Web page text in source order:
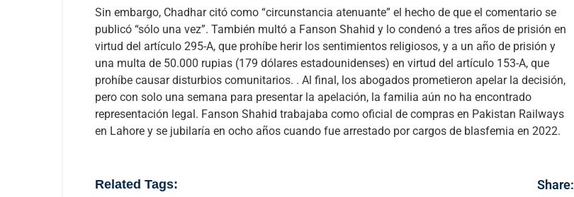
Sin embargo, Chadhar citó como “circunstancia atenuante” el hecho de que el comentario se
publicó “sólo una vez”. También multó a Fanson Shahid y lo condenó a tres años de prisión en
virtud del artículo 295-A, que prohíbe herir los sentimientos religiosos, y a un año de prisión y
una multa de 50.000 rupias (179 dólares estadounidenses) en virtud del artículo 153-A, que
prohíbe causar disturbios comunitarios. . Al final, los abogados prometieron apelar la decisión,
pero con solo una semana para presentar la apelación, la familia aún no ha encontrado
representación legal. Fanson Shahid trabajaba como oficial de compras en Pakistan Railways
en Lahore y se jubilaría en ocho años cuando fue arrestado por cargos de blasfemia en 2022.
Related Tags: Share: